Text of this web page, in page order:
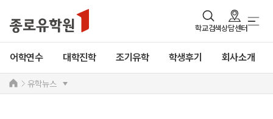
학교검색상담센터
어학연수 대학진학 조기유학 학생후기 회사소개
유학뉴스